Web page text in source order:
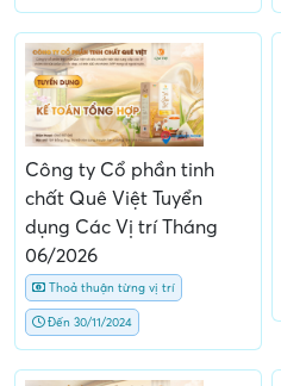
Công ty Cổ phần tinh
chất Quê Việt Tuyển
dụng Các Vị trí Tháng
06/2026
Thoả thuận từng vị trí
Đến 30/11/2024